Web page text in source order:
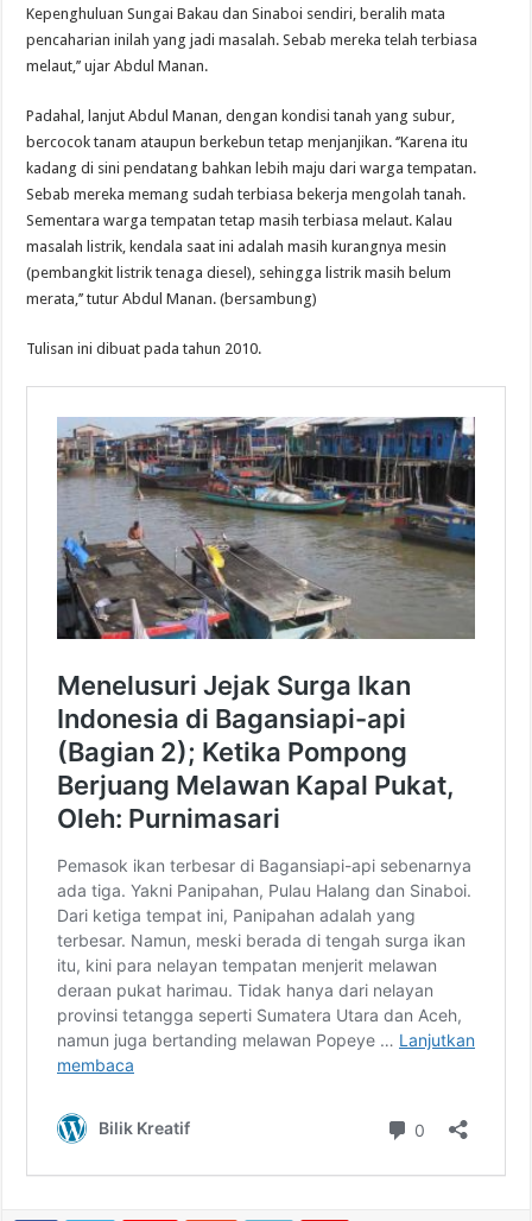
Kepenghuluan Sungai Bakau dan Sinaboi sendiri, beralih mata
pencaharian inilah yang jadi masalah. Sebab mereka telah terbiasa
melaut,’’ ujar Abdul Manan.
Padahal, lanjut Abdul Manan, dengan kondisi tanah yang subur,
bercocok tanam ataupun berkebun tetap menjanjikan. ‘’Karena itu
kadang di sini pendatang bahkan lebih maju dari warga tempatan.
Sebab mereka memang sudah terbiasa bekerja mengolah tanah.
Sementara warga tempatan tetap masih terbiasa melaut. Kalau
masalah listrik, kendala saat ini adalah masih kurangnya mesin
(pembangkit listrik tenaga diesel), sehingga listrik masih belum
merata,’’ tutur Abdul Manan. (bersambung)
Tulisan ini dibuat pada tahun 2010.